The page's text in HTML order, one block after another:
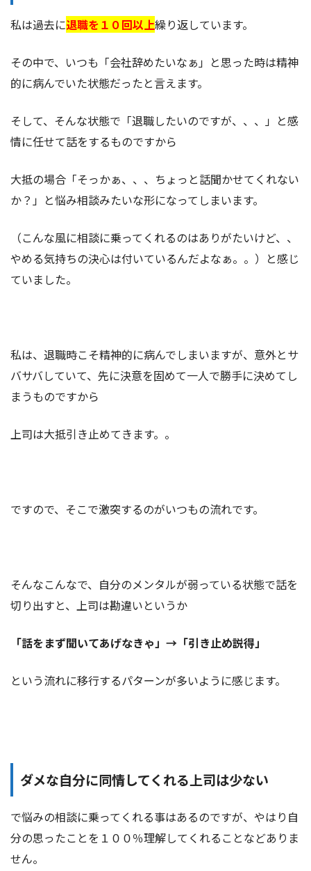
私は過去に退職を１０回以上繰り返しています。
その中で、いつも「会社辞めたいなぁ」と思った時は精神
的に病んでいた状態だったと言えます。
そして、そんな状態で「退職したいのですが、、、」と感
情に任せて話をするものですから
大抵の場合「そっかぁ、、、ちょっと話聞かせてくれない
か？」と悩み相談みたいな形になってしまいます。
（こんな風に相談に乗ってくれるのはありがたいけど、、
やめる気持ちの決心は付いているんだよなぁ。。）と感じ
ていました。
私は、退職時こそ精神的に病んでしまいますが、意外とサ
バサバしていて、先に決意を固めて一人で勝手に決めてし
まうものですから
上司は大抵引き止めてきます。。
ですので、そこで激突するのがいつもの流れです。
そんなこんなで、自分のメンタルが弱っている状態で話を
切り出すと、上司は勘違いというか
「話をまず聞いてあげなきゃ」→「引き止め説得」
という流れに移行するパターンが多いように感じます。
ダメな自分に同情してくれる上司は少ない
で悩みの相談に乗ってくれる事はあるのですが、やはり自
分の思ったことを１００％理解してくれることなどありま
せん。